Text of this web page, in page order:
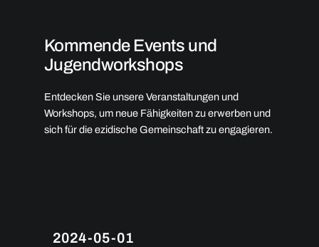
Kommende Events und
Jugendworkshops
Entdecken Sie unsere Veranstaltungen und
Workshops, um neue Fähigkeiten zu erwerben und
sich für die ezidische Gemeinschaft zu engagieren.
2024-05-01